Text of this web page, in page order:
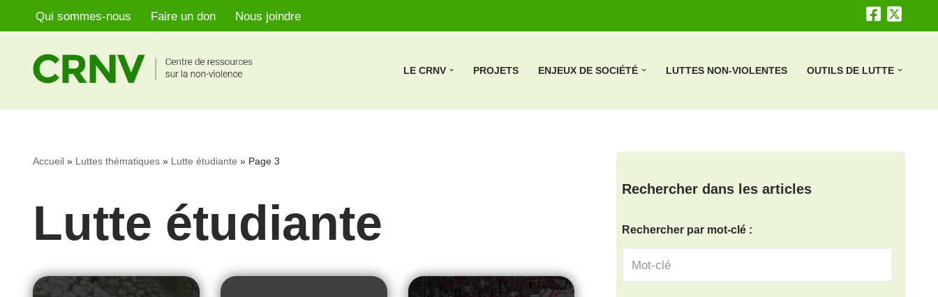
contenu
Qui sommes-nous Faire un don Nous joindre
LE CRNV PROJETS ENJEUX DE SOCIÉTÉ LUTTES NON-VIOLENTES OUTILS DE LUTTE
Accueil » Luttes thématiques » Lutte étudiante » Page 3
Lutte étudiante
Rechercher dans les articles
Rechercher par mot-clé :